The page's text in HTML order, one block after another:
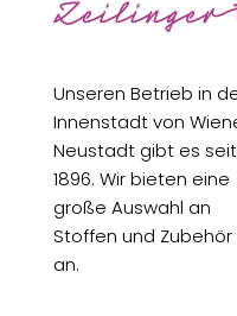
Unseren Betrieb in
Innenstadt von
Neustadt gibt es seit
1896. Wir bieten eine
große Auswahl an
Stoffen und Zubehör
an.